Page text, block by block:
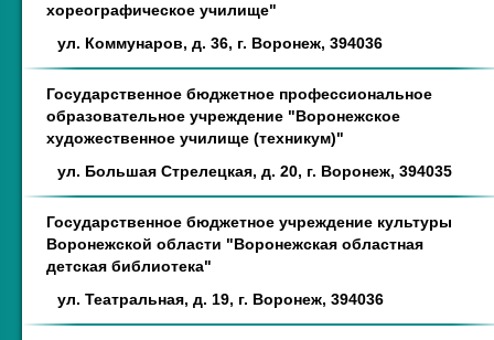
хореографическое училище"
ул. Коммунаров, д. 36, г. Воронеж, 394036
Государственное бюджетное профессиональное
образовательное учреждение "Воронежское
художественное училище (техникум)"
ул. Большая Стрелецкая, д. 20, г. Воронеж, 394035
Государственное бюджетное учреждение культуры
Воронежской области "Воронежская областная
детская библиотека"
ул. Театральная, д. 19, г. Воронеж, 394036